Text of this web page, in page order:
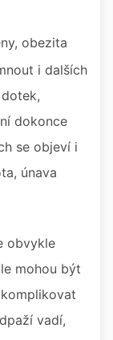
obezita
i dalších
dokonce
se objeví i
únava
obvykle
mohou být
vadí,